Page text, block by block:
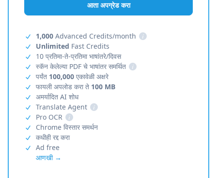
आता अपग्रेड करा
1,000 Advanced Credits/month
i
Unlimited Fast Credits
10 प्रतिमा-ते-प्रतिमा भाषांतरे/दिवस
स्कॅन केलेल्या PDF चे भाषांतर समर्थित
i
पर्यंत 100,000 एकावेळी अक्षरे
फायली अपलोड करा ते 100 MB
अमर्यादित AI शोध
Translate Agent
i
Pro OCR
i
Chrome विस्तार समर्थन
कधीही रद्द करा
Ad free
आणखी →